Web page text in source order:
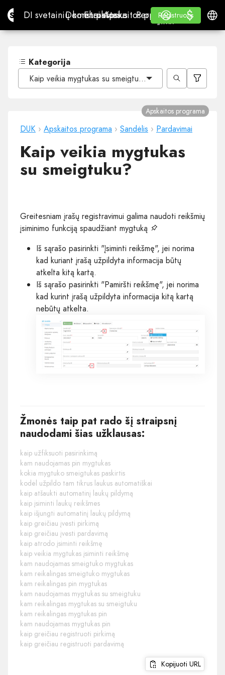
Site.proDI svetainių konstruktorius
DI svetainių konstruktorius
Domenai
DomenaiEl. paštas
El. paštasApskaitos programa
Apskaitos programa
Perpardavėjams
„WHITE LABEL“
Mokymasis
Mokymasis
Registruotis
Registruotis
Prisijungti
$
$
Kategorija
Kaip veikia mygtukas su smeigtuku?
DUK › Apskaitos programa › Sandėlis › Pardavimai
Apskaitos programa
Kaip veikia mygtukas
su smeigtuku?
Greitesniam įrašų registravimui galima naudoti reikšmių
įsiminimo funkciją spaudžiant mygtuką
Iš sąrašo pasirinkti "Įsiminti reikšmę", jei norima
kad kuriant įrašą užpildyta informacija būtų
atkelta kitą kartą.
Iš sąrašo pasirinkti "Pamiršti reikšmę", jei norima
kad kurint įrašą užpildyta informacija kitą kartą
nebūtų atkelta.
Žmonės taip pat rado šį straipsnį
naudodami šias užklausas:
kaip užfiksuoti pasirinkimą
kam naudojamas pin mygtukas
kokia mygtuko smeigtukas paskirtis
kodėl užpildo tam tikrus laukus automatiškai
kaip atšaukti automatinį laukų pildymą
kaip įsiminti laukų reikšmes
kaip išjungti automatinį laukų pildymą
kaip greičiau įvesti pirkimą
kaip greičiau įvesti pardavimą
kaip atrodo įsiminti reikšmę
kaip veikia mygtukas įsiminti reikšmę
kam naudojamas smeigtuko mygtukas
kam reikalingas smeigtuko mygtukas
kam reikalingas pin mygtukas
kam naudojamas mygtukas su smeigtuku
kam reikalingas mygtukas su smeigtuku
kam reikalingas mygtukas pin
kam naudojamas mygtukas pin
kaip greičiau registruoti pirkimą
kaip greičiau registruoti pardavimą
Kopijuoti URL